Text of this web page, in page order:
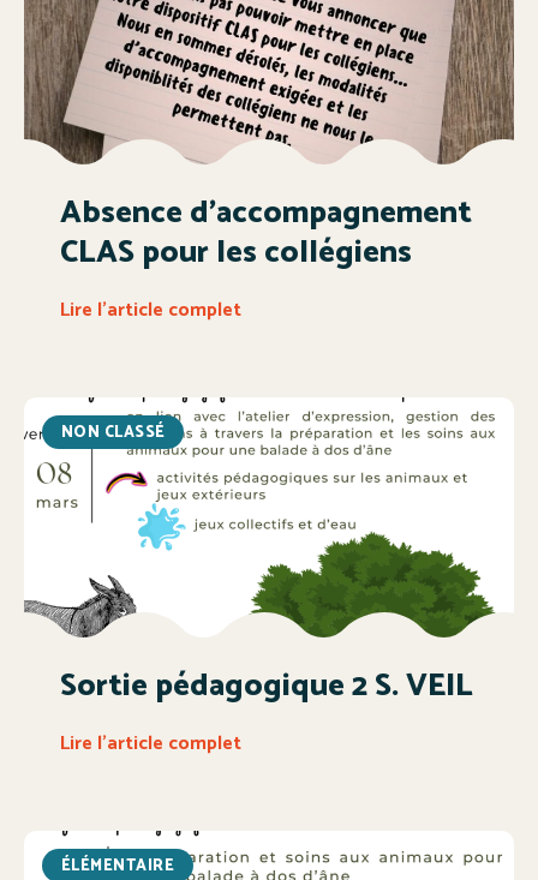
Absence d’accompagnement
CLAS pour les collégiens
Lire l'article complet
NON CLASSÉ
Sortie pédagogique 2 S. VEIL
Lire l'article complet
ÉLÉMENTAIRE